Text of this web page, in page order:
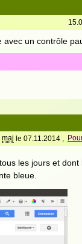
un contrôle
maj le 07.11.2014 ,
les jours et dont
bleue.